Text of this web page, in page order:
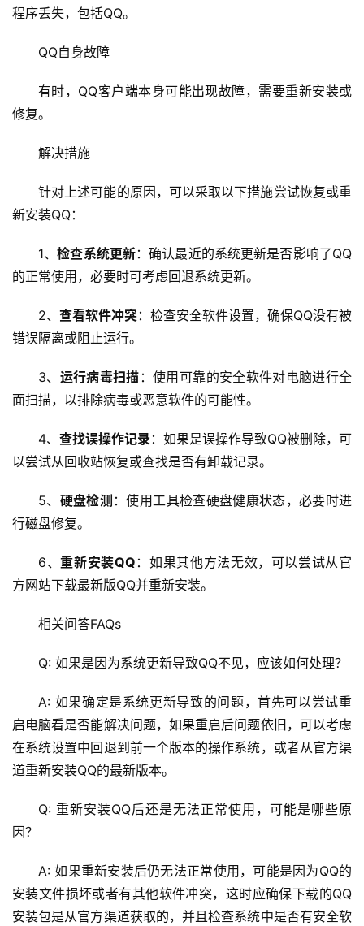
主
技
程
C
D
务
网
站
安
全
l
u
维
程序丢失，包括QQ。
QQ自身故障
有时，QQ客户端本身可能出现故障，需要重新安装或
修复。
解决措施
针对上述可能的原因，可以采取以下措施尝试恢复或重
新安装QQ：
1、检查系统更新：确认最近的系统更新是否影响了QQ
的正常使用，必要时可考虑回退系统更新。
2、 查看软件冲突：检查安全软件设置，确保QQ没有被
错误隔离或阻止运行。
3、 运行病毒扫描 ：使用可靠的安全软件对电脑进行全
面扫描，以排除病毒或恶意软件的可能性。
4、 查找误操作记录 ：如果是误操作导致QQ被删除，可
以尝试从回收站恢复或查找是否有卸载记录。
5、 硬盘检测 ：使用工具检查硬盘健康状态，必要时进
行磁盘修复。
6、重新安装QQ ：如果其他方法无效，可以尝试从官
方网站下载最新版QQ并重新安装。
相关问答FAQs
Q: 如果是因为系统更新导致QQ不见，应该如何处理？
A: 如果确定是系统更新导致的问题，首先可以尝试重
启电脑看是否能解决问题，如果重启后问题依旧，可以考虑
在系统设置中回退到前一个版本的操作系统，或者从官方渠
道重新安装QQ的最新版本。
Q: 重新安装QQ后还是无法正常使用，可能是哪些原
因？
A: 如果重新安装后仍无法正常使用，可能是因为QQ的
安装文件损坏或者有其他软件冲突，这时应确保下载的QQ
安装包是从官方渠道获取的，并且检查系统中是否有安全软